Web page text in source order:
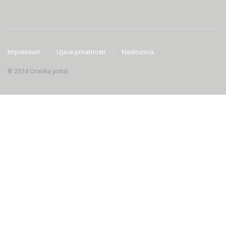
Impressum Izjava privatnosti Naslovnica
© 2024 Cronika portal